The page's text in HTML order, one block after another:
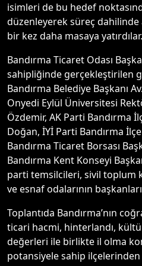
isimleri de bu hedef
düzenleyerek süreç dahilinde
bir kez daha masaya yatırdılar.
Bandırma Ticaret Odası
sahipliğinde gerçekleştirilen
Bandırma Belediye Başkanı
Onyedi Eylül Üniversitesi
Özdemir, AK Parti Bandırma
Doğan, İYİ Parti Bandırma
Bandırma Ticaret Borsası
Bandırma Kent Konseyi
parti temsilcileri, sivil toplum
ve esnaf odalarının
Toplantıda Bandırma’nın
ticari hacmi, hinterlandı,
değerleri ile birlikte il olma
potansiyele sahip